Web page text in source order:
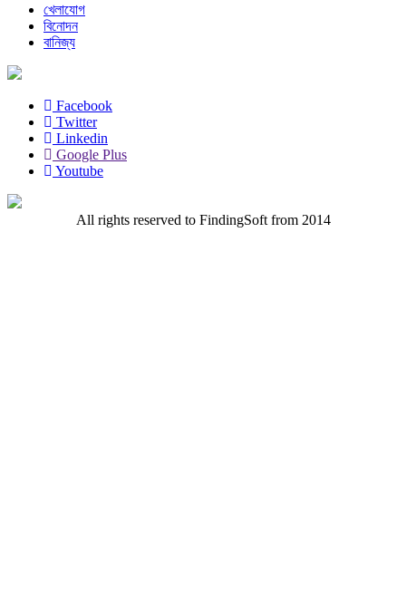
খেলাযোগ
বিনোদন
বানিজ্য
Facebook
Twitter
Linkedin
Google Plus
Youtube
All rights reserved to FindingSoft from 2014